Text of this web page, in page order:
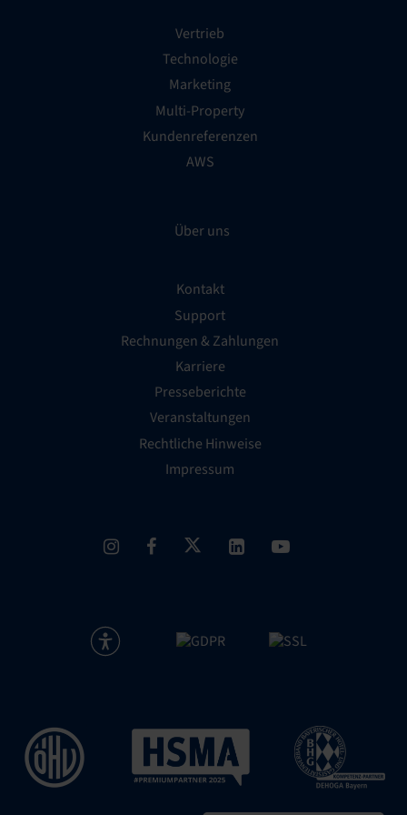
Vertrieb
Technologie
Marketing
Multi-Property
Kundenreferenzen
AWS
Über uns
Kontakt
Support
Rechnungen & Zahlungen
Karriere
Presseberichte
Veranstaltungen
Rechtliche Hinweise
Impressum